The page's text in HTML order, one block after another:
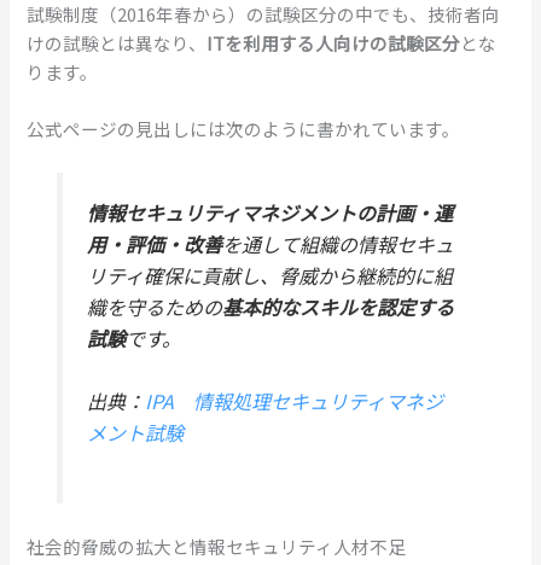
試験制度（2016年春から）の試験区分の中でも、技術者向
けの試験とは異なり、 ITを利用する人向けの試験区分とな
ります。
公式ページの見出しには次のように書かれています。
情報セキュリティマネジメントの計画・運
用・評価・改善を通して組織の情報セキュ
リティ確保に貢献し、 脅威から継続的に組
織を守るための基本的なスキルを認定する
試験です。
出典： IPA 情報処理セキュリティマネジ
メント試験
社会的脅威の拡大と情報セキュリティ人材不足